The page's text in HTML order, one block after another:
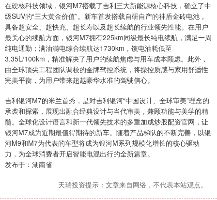
在硬核科技领域，银河M7搭载了吉利三大新能源核心科技，确立了中
级SUV的“三大黄金价值”。新车首发搭载自研自产的神盾金砖电池，
具备超安全、超快充、超长寿以及超长续航的行业领先性能。在用户
最关心的续航方面，银河M7拥有225km同级最长纯电续航，满足一周
纯电通勤；满油满电综合续航达1730km，馈电油耗低至
3.35L/100km，精准解决了用户的续航焦虑与用车成本顾虑。此外，
由全球顶尖工程团队调校的金牌驾控系统，将操控质感与家用舒适性
完美平衡，为用户带来超越豪华水准的驾驶信心。
吉利银河M7的米兰首秀，是对吉利银河“中国设计、全球审美”理念的
承袭和探索，展现出融合经典设计与当代审美，兼顾功能与美学的精
髓。全球化设计语言和新一代领先技术的多重加成炒股配资官网，让
银河M7成为近期最值得期待的新车。随着产品梯队的不断完善，以银
河M9和M7为代表的车型将成为银河M系列规模化增长的核心驱动
力，为全球消费者开启智能电混出行的全新篇章。
发布于：湖南省
天瑞投资提示：文章来自网络，不代表本站观点。